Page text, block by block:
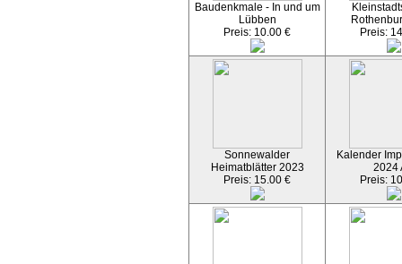
Baudenkmale - In und um
Lübben
Preis: 10.00 €
Preis:
Sonnewalder
Heimatblätter 2023
Preis: 15.00 €
Kalender
2024
Preis: